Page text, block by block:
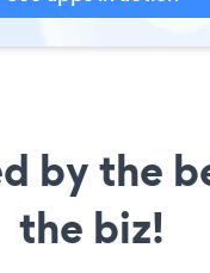
by the
the biz!